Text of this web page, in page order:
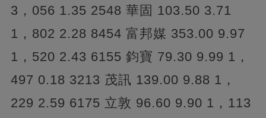
3，056 1.35 2548 華固 103.50 3.71
1，802 2.28 8454 富邦媒 353.00 9.97
1，520 2.43 6155 鈞寶 79.30 9.99 1，
497 0.18 3213 茂訊 139.00 9.88 1，
229 2.59 6175 立敦 96.60 9.90 1，113